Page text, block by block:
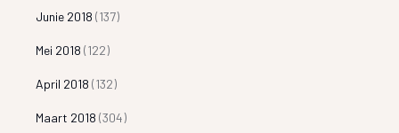
Junie 2018 (137)
Mei 2018 (122)
April 2018 (132)
Maart 2018 (304)